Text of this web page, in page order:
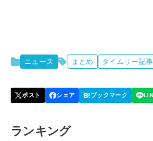
ニュース まとめ タイムリー記事
ランキング